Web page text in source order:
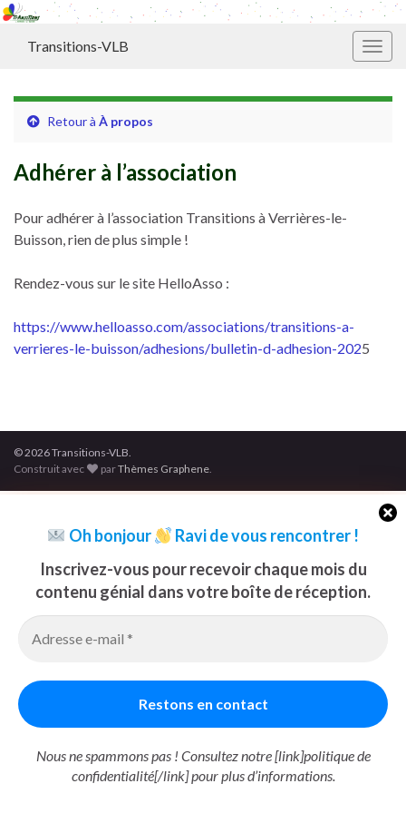
Transitions-VLB
Retour à À propos
Adhérer à l’association
Pour adhérer à l’association Transitions à Verrières-le-
Buisson, rien de plus simple !
Rendez-vous sur le site HelloAsso :
https://www.helloasso.com/associations/transitions-a-
verrieres-le-buisson/adhesions/bulletin-d-adhesion-2025
Oh bonjour Ravi de vous rencontrer !
Inscrivez-vous pour recevoir chaque mois du
contenu génial dans votre boîte de réception.
Nous ne spammons pas ! Consultez notre [link]politique de
confidentialité[/link] pour plus d’informations.
© 2026 Transitions-VLB.
Construit avec
parThèmes Graphene